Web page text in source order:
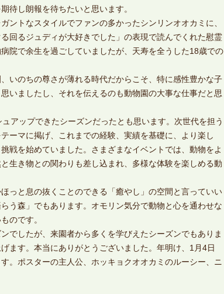
待し朗報を待ちたいと思います。
ントなスタイルでファンの多かったシンリンオオカミに、
回るジュディが大好きでした」の表現で読んでくれた慰霊
院で余生を過ごしていましたが、天寿を全うした18歳での
いのちの尊さが薄れる時代だからこそ、特に感性豊かな子
いましたし、それを伝えるのも動物園の大事な仕事だと思
アップできたシーズンだったとも思います。次世代を担う
ーマに掲げ、これまでの経験、実績を基礎に、より楽し
戦を始めていました。さまざまなイベントでは、動物をよ
生き物との関わりも差し込まれ、多様な体験を楽しめる動
っと息の抜くことのできる「癒やし」の空間と言っていい
う森」でもあります。オモリン気分で動物と心を通わせな
のです。
でしたが、来園者から多くを学びえたシーズンでもありま
ます。本当にありがとうございました。年明け、1月4日
。ポスターの主人公、ホッキョクオオカミのルーシー、ニ